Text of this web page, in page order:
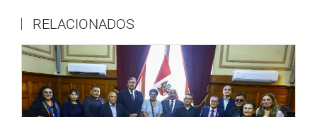
RELACIONADOS